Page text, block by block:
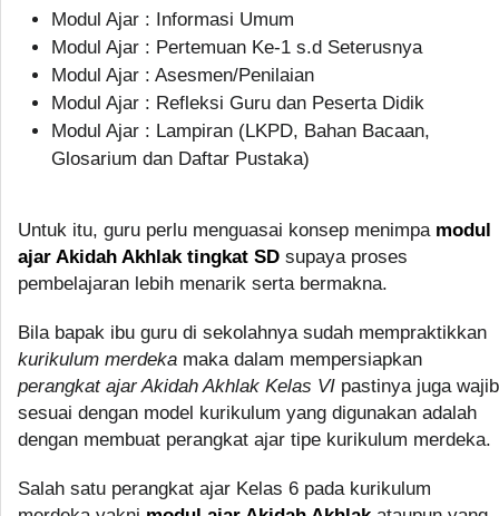
Modul Ajar : Informasi Umum
Modul Ajar : Pertemuan Ke-1 s.d Seterusnya
Modul Ajar : Asesmen/Penilaian
Modul Ajar : Refleksi Guru dan Peserta Didik
Modul Ajar : Lampiran (LKPD, Bahan Bacaan,
Glosarium dan Daftar Pustaka)
Untuk itu, guru perlu menguasai konsep menimpa modul
ajar Akidah Akhlak tingkat SD supaya proses
pembelajaran lebih menarik serta bermakna.
Bila bapak ibu guru di sekolahnya sudah mempraktikkan
kurikulum merdeka maka dalam mempersiapkan
perangkat ajar Akidah Akhlak Kelas VI pastinya juga wajib
sesuai dengan model kurikulum yang digunakan adalah
dengan membuat perangkat ajar tipe kurikulum merdeka.
Salah satu perangkat ajar Kelas 6 pada kurikulum